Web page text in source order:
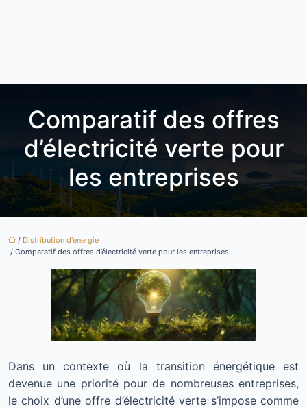
Comparatif des offres
d’électricité verte pour
les entreprises
/ Distribution d'énergie
/ Comparatif des offres d’électricité verte pour les entreprises
Dans un contexte où la transition énergétique est
devenue une priorité pour de nombreuses entreprises,
le choix d’une offre d’électricité verte s’impose comme